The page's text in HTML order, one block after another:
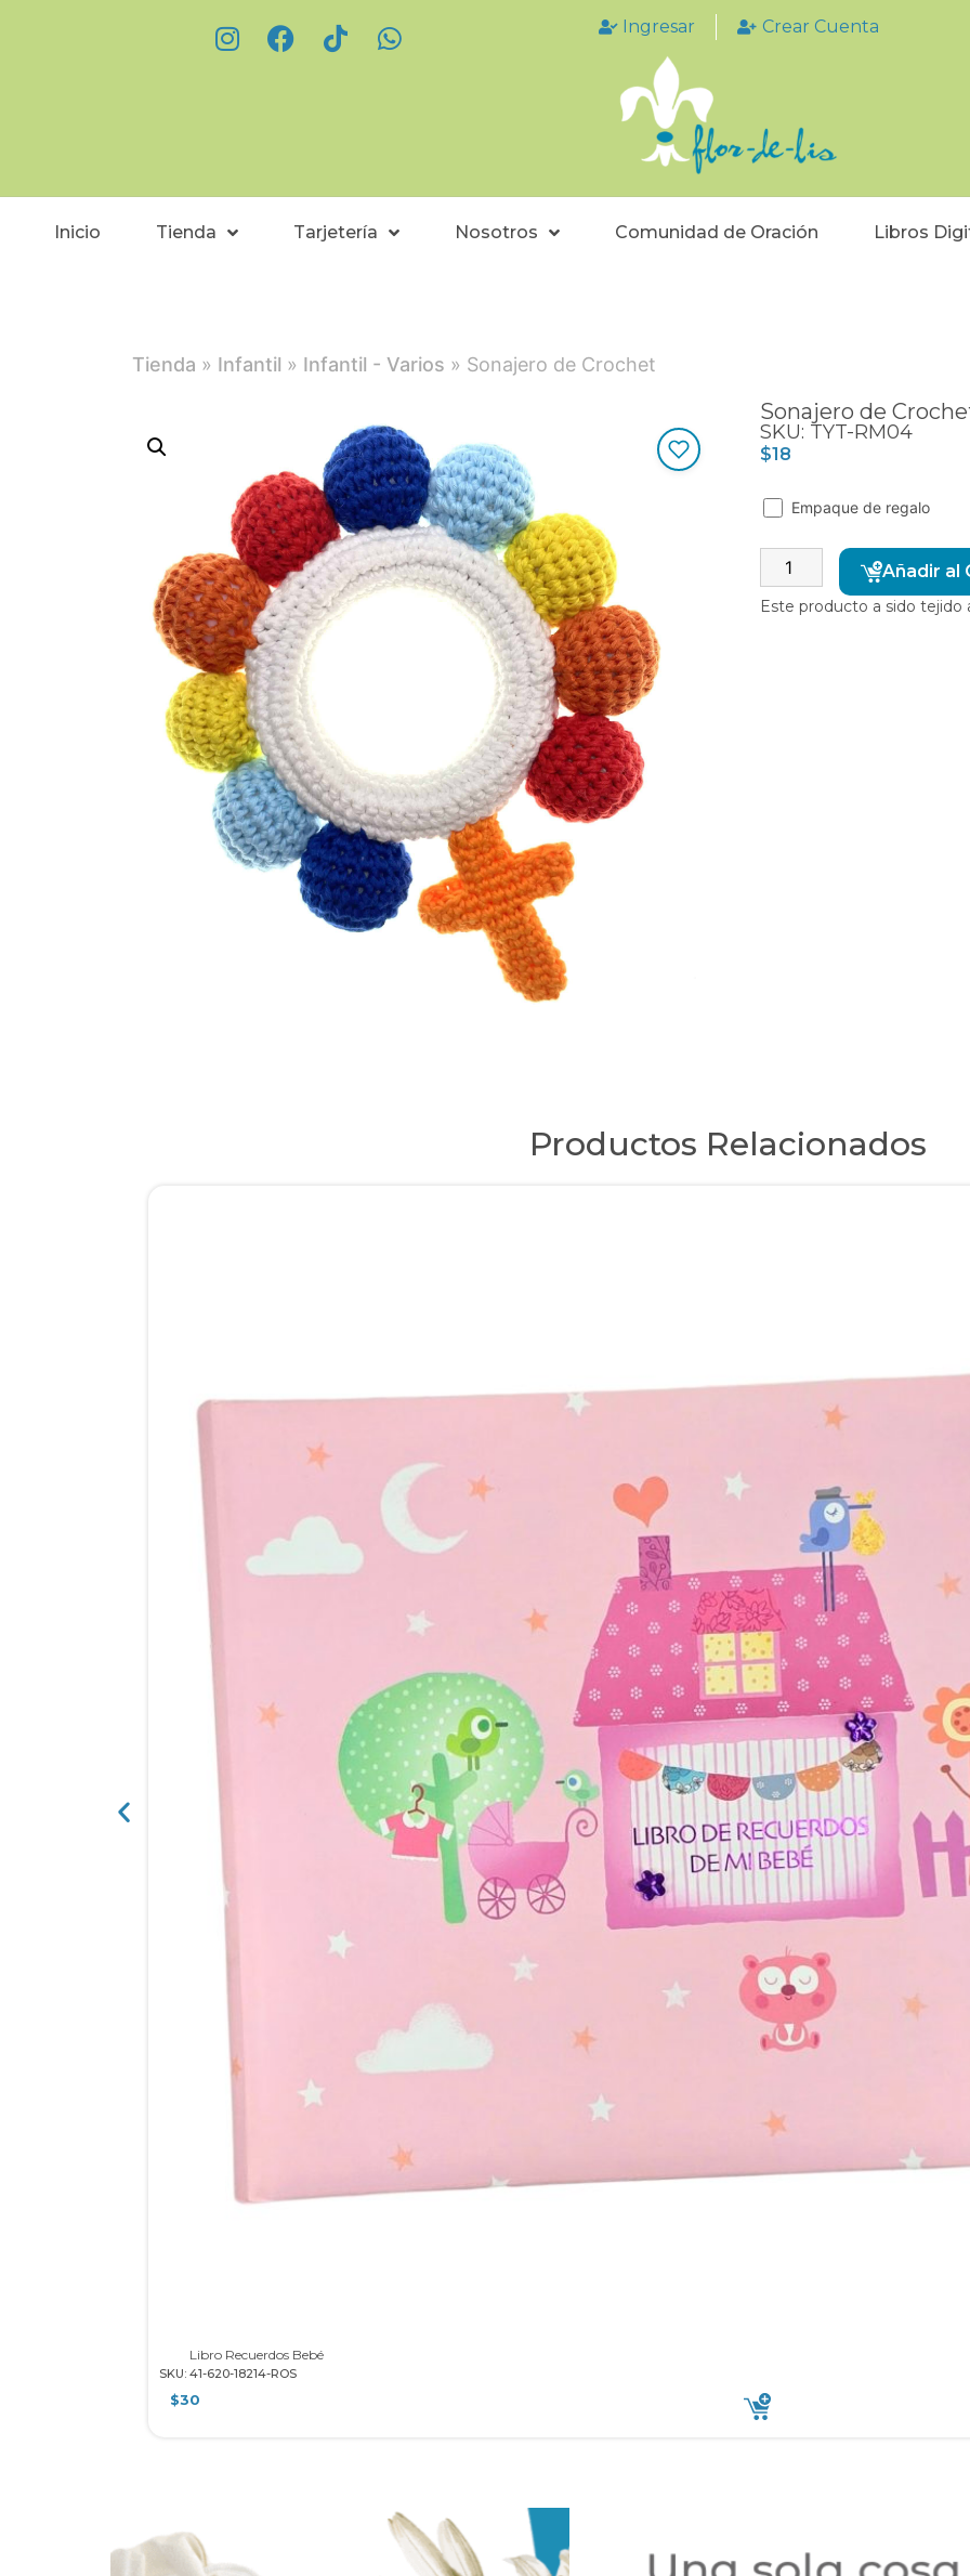
Ingresar Crear Cuenta
Inicio Tienda Tarjetería Nosotros Comunidad de Oración Libros
Tienda » Infantil » Infantil - Varios » Sonajero de Crochet
Sonajero de
SKU: TYT-RM04
$18
Empaque de regalo
Añadir al
Este producto a sido
Productos Relacionados
Libro Recuerdos Bebé
SKU: 41-620-18214-ROS
$30